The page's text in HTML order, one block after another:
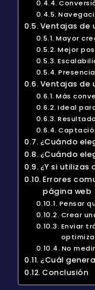
Ventajas de
Mayor
Mejor
Ventajas de
Más
Ideal
¿Cuándo
¿Cuándo
¿Y si utilizas
Errores
página web
Pensar
Crear
Enviar
No
¿Cuál
Conclusión